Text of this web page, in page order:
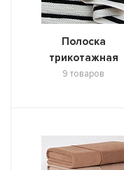
Полоска
трикотажная
9 товаров